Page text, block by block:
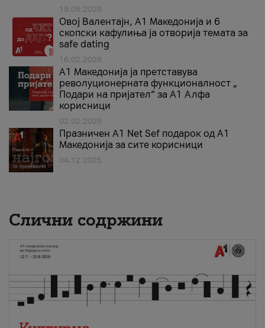
18.05.2026
Овој Валентајн, A1 Македонија и 6
скопски кафулиња ја отворија темата за
safe dating
16.02.2026
А1 Македонија ја претставува
револуционерната функционалност „
Подари на пријател“ за А1 Алфа
корисници
02.02.2026
Празничен A1 Net Sеf подарок од А1
Македонија за сите корисници
04.12.2025
Слични содржини